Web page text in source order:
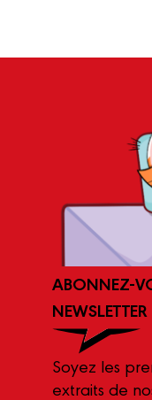
ABONNEZ-
Soyez les
extraits de